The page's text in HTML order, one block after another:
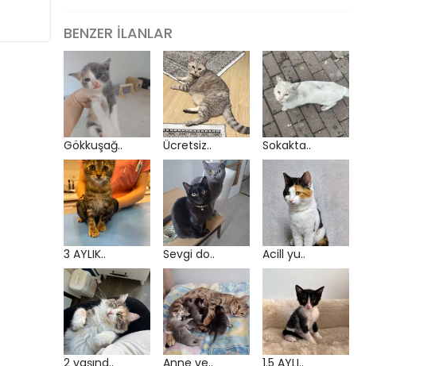
BENZER İLANLAR
Gökkuşağ.. Ücretsiz.. Sokakta..
3 AYLIK.. Sevgi do.. Acill yu..
2 yaşınd.. Anne ve.. 1.5 AYLI..